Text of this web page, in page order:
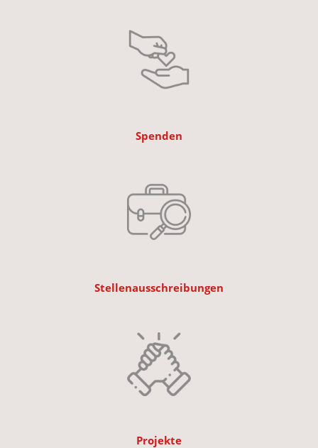
Spenden
Stellenausschreibungen
Projekte